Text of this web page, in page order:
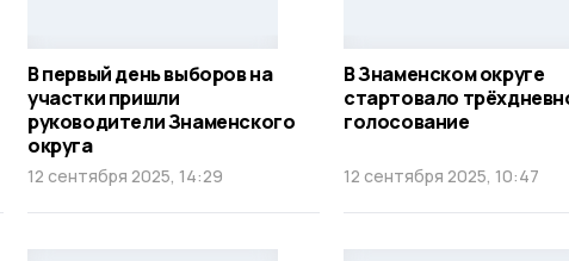
В первый день выборов на
участки пришли
руководители Знаменского
округа
12 сентября 2025, 14:29
В Знаменском округе
стартовало
голосование
12 сентября 2025, 10:47